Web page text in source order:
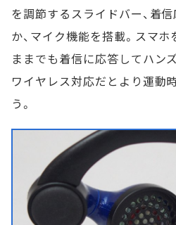
を調節するスライドバー、着
か、マイク機能を搭載。スマ
ままでも着信に応答してハン
ワイヤレス対応だとより運動
う。